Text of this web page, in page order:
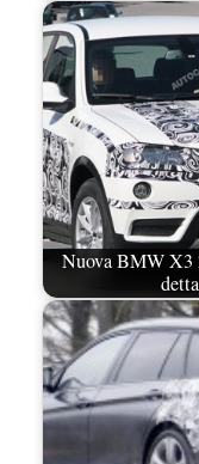
Nuova BMW X3